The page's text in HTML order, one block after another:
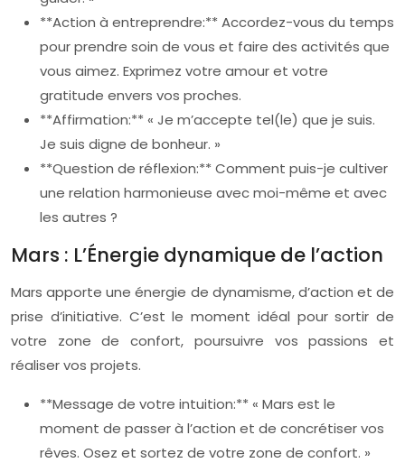
**Action à entreprendre:** Accordez-vous du temps
pour prendre soin de vous et faire des activités que
vous aimez. Exprimez votre amour et votre
gratitude envers vos proches.
**Affirmation:** « Je m’accepte tel(le) que je suis.
Je suis digne de bonheur. »
**Question de réflexion:** Comment puis-je cultiver
une relation harmonieuse avec moi-même et avec
les autres ?
Mars : L’Énergie dynamique de l’action
Mars apporte une énergie de dynamisme, d’action et de
prise d’initiative. C’est le moment idéal pour sortir de
votre zone de confort, poursuivre vos passions et
réaliser vos projets.
**Message de votre intuition:** « Mars est le
moment de passer à l’action et de concrétiser vos
rêves. Osez et sortez de votre zone de confort. »